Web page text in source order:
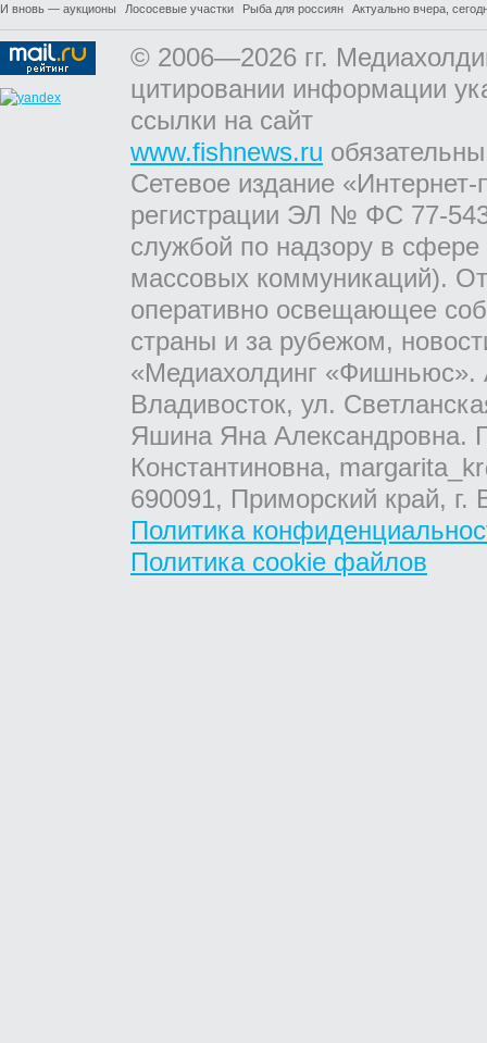
И вновь — аукционы
Лососевые участки Рыба для россиян Актуально вчера,
© 2006—2026 гг.
цитировании информации
ссылки на сайт
www.fishnews.ru
Сетевое издание
регистрации ЭЛ № ФС 77-
службой по надзору в
массовых коммуникаций).
оперативно освещающее
страны и за рубежом,
«Медиахолдинг «Фишньюс».
Владивосток, ул.
Яшина Яна Александровна.
Константиновна,
690091, Приморский край,
Политика
Политика cookie файлов